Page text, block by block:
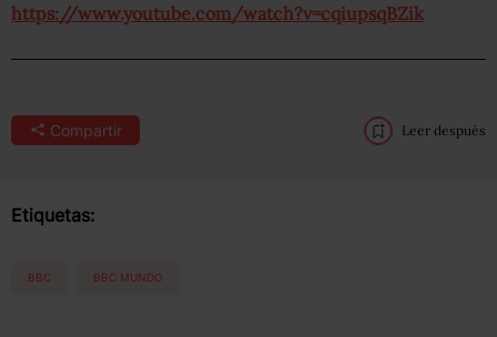
https://www.youtube.com/watch?v=cqiupsqBZik
Compartir Leer después
Etiquetas:
BBC BBC MUNDO